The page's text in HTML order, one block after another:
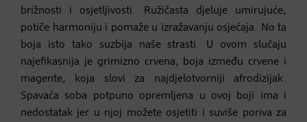
brižnosti i osjetljivosti. Ružičasta djeluje umirujuće,
potiče harmoniju i pomaže u izražavanju osjećaja. No ta
boja isto tako suzbija naše strasti. U ovom slučaju
najefikasnija je grimizno crvena, boja između crvene i
magente, koja slovi za najdjelotvorniji afrodizijak.
Spavaća soba potpuno opremljena u ovoj boji ima i
nedostatak jer u njoj možete osjetiti i suviše poriva za